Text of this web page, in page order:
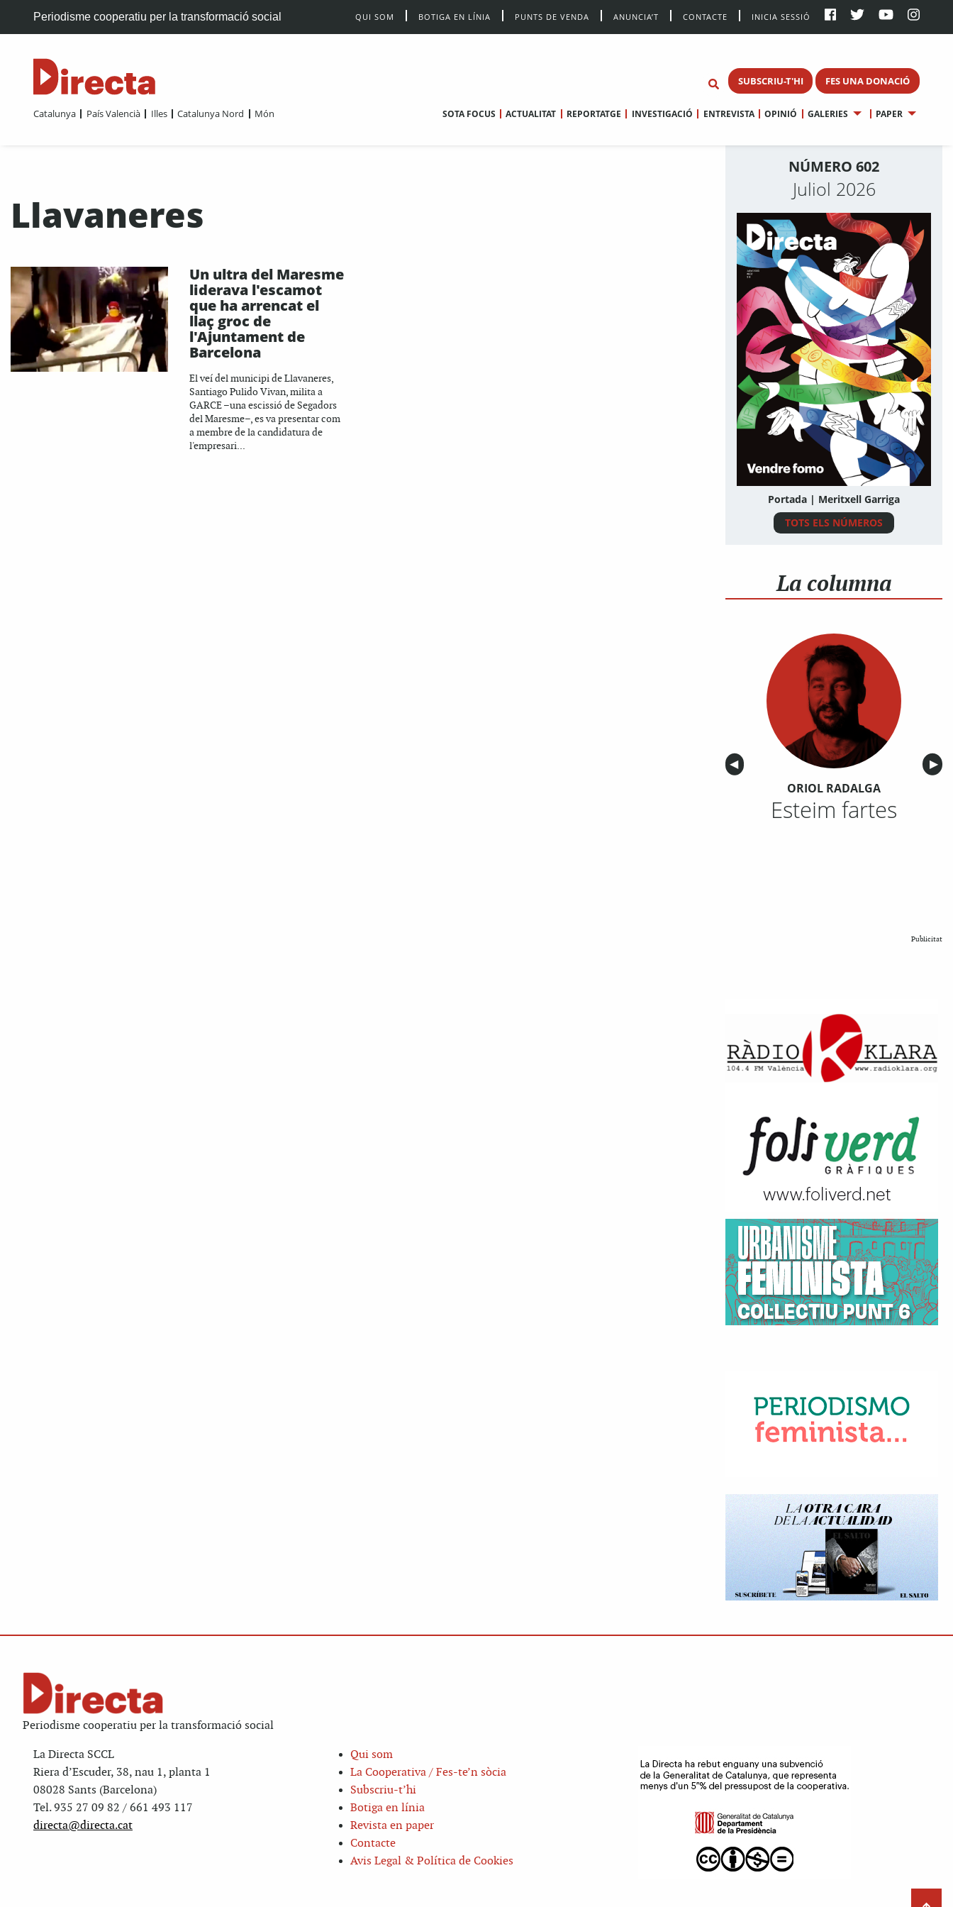
Periodisme cooperatiu per la transformació social QUI SOM BOTIGA EN LÍNIA PUNTS DE VENDA ANUNCIA’T CONTACTE INICIA SESSIÓ
SUBSCRIU-T'HI FES UNA DONACIÓ
Catalunya País Valencià Illes Catalunya Nord Món SOTA FOCUS ACTUALITAT REPORTATGE INVESTIGACIÓ ENTREVISTA OPINIÓ GALERIES PAPER
Llavaneres
Un ultra del Maresme
liderava l'escamot
que ha arrencat el
llaç groc de
l'Ajuntament de
Barcelona
El veí del municipi de Llavaneres,
Santiago Pulido Vivan, milita a
GARCE –una escissió de Segadors
del Maresme–, es va presentar com
a membre de la candidatura de
l'empresari...
NÚMERO 602
Juliol 2026
Portada | Meritxell Garriga
TOTS ELS NÚMEROS
La columna
Anterior
◀︎ ▶︎
ORIOL RADALGA
Esteim fartes
Publicitat
Periodisme cooperatiu per la transformació social
La Directa SCCL
Riera d’Escuder, 38, nau 1, planta 1
08028 Sants (Barcelona)
Tel. 935 27 09 82 / 661 493 117
directa@directa.cat
Qui som
La Cooperativa / Fes-te’n sòcia
Subscriu-t’hi
Botiga en línia
Revista en paper
Contacte
Avis Legal & Política de Cookies